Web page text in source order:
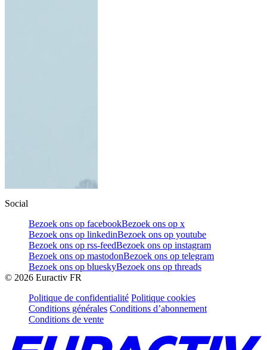
Social
Bezoek ons op facebookBezoek ons op x
Bezoek ons op linkedinBezoek ons op youtube
Bezoek ons op rss-feedBezoek ons op instagram
Bezoek ons op mastodonBezoek ons op telegram
Bezoek ons op blueskyBezoek ons op threads
© 2026 Euractiv FR
Politique de confidentialité Politique cookies
Conditions générales Conditions d’abonnement
Conditions de vente